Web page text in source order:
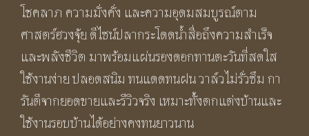
โชคลาภ ความมั่งคั่ง และความอุดมสมบูรณ์ตาม
ศาสตร์ฮวงจุ้ย ดีไซน์ปลากระโดดน้ำสื่อถึงความสำเร็จ
และพลังชีวิต มาพร้อมแผ่นรองดอกทานตะวันที่สดใส
ใช้งานง่าย ปลอดสนิม ทนแดดทนฝน วาล์วไม่รั่วซึม กา
รันตีจากยอดขายและรีวิวจริง เหมาะทั้งตกแต่งบ้านและ
ใช้งานรอบบ้านได้อย่างคงทนยาวนาน